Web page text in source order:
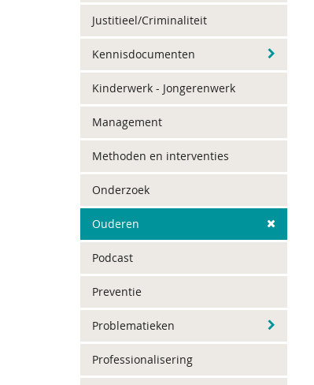
Justitieel/Criminaliteit
Kennisdocumenten
Kinderwerk - Jongerenwerk
Management
Methoden en interventies
Onderzoek
Ouderen
Podcast
Preventie
Problematieken
Professionalisering